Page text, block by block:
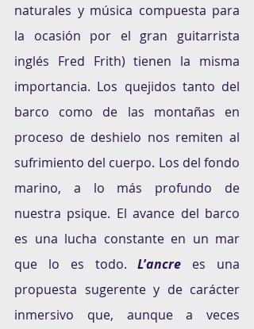
naturales y música compuesta para
la ocasión por el gran guitarrista
inglés Fred Frith) tienen la misma
importancia. Los quejidos tanto del
barco como de las montañas en
proceso de deshielo nos remiten al
sufrimiento del cuerpo. Los del fondo
marino, a lo más profundo de
nuestra psique. El avance del barco
es una lucha constante en un mar
que lo es todo. L’ancre es una
propuesta sugerente y de carácter
inmersivo que, aunque a veces